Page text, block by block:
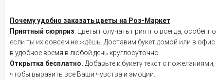
Почему удобно заказать цветы на Роз-Маркет
Приятный сюрприз . Цветы получать приятно всегда, особенно
если ты их совсем не ждёшь. Доставим букет домой или в офис
в удобное время в любой день круглосуточно.
Открытка бесплатно. Добавьте к букету текст с пожеланиями,
чтобы выразить все Ваши чувства и эмоции.